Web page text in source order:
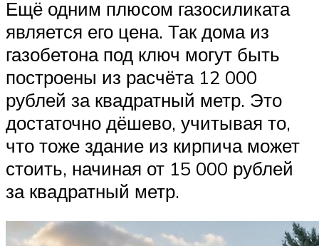
Ещё одним плюсом газосиликата
является его цена. Так дома из
газобетона под ключ могут быть
построены из расчёта 12 000
рублей за квадратный метр. Это
достаточно дёшево, учитывая то,
что тоже здание из кирпича может
стоить, начиная от 15 000 рублей
за квадратный метр.